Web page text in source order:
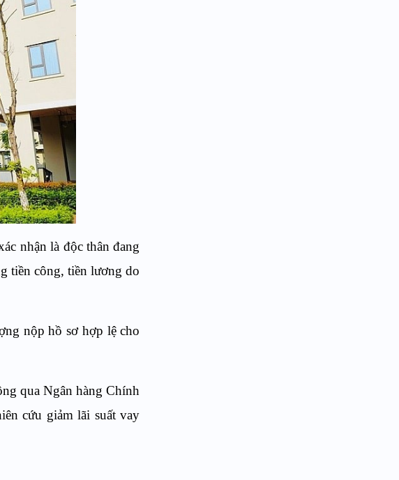
nhận là độc thân đang
tiền công, tiền lương do
nộp hồ sơ hợp lệ cho
qua Ngân hàng Chính
cứu giảm lãi suất vay